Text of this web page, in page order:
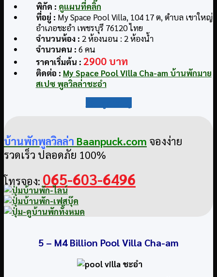
พิกัด : ดูแผนที่คลิ๊ก
ที่อยู่: My Space Pool Villa, 104 17 ต, ตำบล เขาใหญ่
อำเภอชะอำ เพชรบุรี 76120 ไทย
จำนวนห้อง : 2 ห้องนอน : 2 ห้องน้ำ
จำนวนคน : 6 คน
ราคาเริ่มต้น : 2900 บาท
ติดต่อ : My Space Pool Villa Cha-am บ้านพักมาย
สเปซ พูลวิลล่าชะอำ
บ้านพักพูลวิลล่า Baanpuck.com จองง่าย
รวดเร็ว ปลอดภัย 100%
โทรจอง: 065-603-6496
5 – M4 Billion Pool Villa Cha-am